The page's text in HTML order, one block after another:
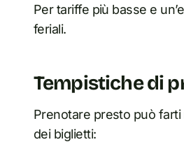
Per tariffe più basse e
feriali.
Tempistiche di
Prenotare presto può
dei biglietti: